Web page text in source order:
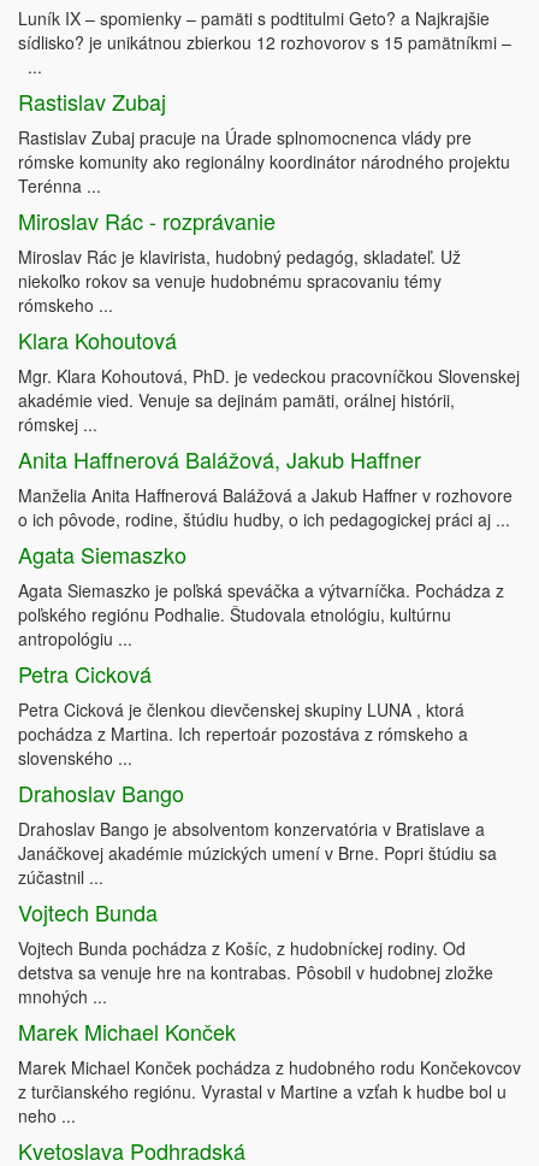
Luník IX – spomienky – pamäti s podtitulmi Geto? a Najkrajšie
sídlisko? je unikátnou zbierkou 12 rozhovorov s 15 pamätníkmi –
...
Rastislav Zubaj
Rastislav Zubaj pracuje na Úrade splnomocnenca vlády pre
rómske komunity ako regionálny koordinátor národného projektu
Terénna ...
Miroslav Rác - rozprávanie
Miroslav Rác je klavirista, hudobný pedagóg, skladateľ. Už
niekoľko rokov sa venuje hudobnému spracovaniu témy
rómskeho ...
Klara Kohoutová
Mgr. Klara Kohoutová, PhD. je vedeckou pracovníčkou Slovenskej
akadémie vied. Venuje sa dejinám pamäti, orálnej histórii,
rómskej ...
Anita Haffnerová Balážová, Jakub Haffner
Manželia Anita Haffnerová Balážová a Jakub Haffner v rozhovore
o ich pôvode, rodine, štúdiu hudby, o ich pedagogickej práci aj ...
Agata Siemaszko
Agata Siemaszko je poľská speváčka a výtvarníčka. Pochádza z
poľského regiónu Podhalie. Študovala etnológiu, kultúrnu
antropológiu ...
Petra Cicková
Petra Cicková je členkou dievčenskej skupiny LUNA , ktorá
pochádza z Martina. Ich repertoár pozostáva z rómskeho a
slovenského ...
Drahoslav Bango
Drahoslav Bango je absolventom konzervatória v Bratislave a
Janáčkovej akadémie múzických umení v Brne. Popri štúdiu sa
zúčastnil ...
Vojtech Bunda
Vojtech Bunda pochádza z Košíc, z hudobníckej rodiny. Od
detstva sa venuje hre na kontrabas. Pôsobil v hudobnej zložke
mnohých ...
Marek Michael Konček
Marek Michael Konček pochádza z hudobného rodu Končekovcov
z turčianského regiónu. Vyrastal v Martine a vzťah k hudbe bol u
neho ...
Kvetoslava Podhradská